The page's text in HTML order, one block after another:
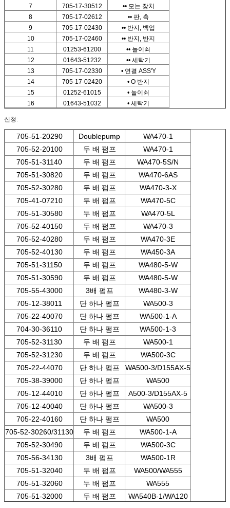
7
705-17-30512
•• 모는 장치
8
705-17-02612
•• 판, 측
9
705-17-02430
•• 반지, 백업
10
705-17-02460
•• 반지, 반지
11
01253-61200
•• 놀이쇠
12
01643-51232
•• 세탁기
13
705-17-02330
• 연결 ASS'Y
14
705-17-02420
• O 반지
15
01252-61015
• 놀이쇠
16
01643-51032 • 세탁기
신청:
705-51-20290 Doublepump
WA470-1
705-52-20100
두 배 펌프
WA470-1
705-51-31140
두 배 펌프
WA470-5S/N
705-51-30820
두 배 펌프
WA470-6AS
705-52-30280
두 배 펌프
WA470-3-X
705-41-07210
두 배 펌프
WA470-5C
705-51-30580
두 배 펌프
WA470-5L
705-52-40150
두 배 펌프
WA470-3
705-52-40280
두 배 펌프
WA470-3E
705-52-40130
두 배 펌프
WA450-3A
705-51-31150
두 배 펌프
WA480-5-W
705-51-30590
두 배 펌프
WA480-5-W
705-55-43000
3배 펌프
WA480-3-W
705-12-38011
단 하나 펌프
WA500-3
705-22-40070
단 하나 펌프
WA500-1-A
704-30-36110
단 하나 펌프
WA500-1-3
705-52-31130
두 배 펌프
WA500-1
705-52-31230
두 배 펌프
WA500-3C
705-22-44070
단 하나 펌프
WA500-3/D155AX-5
705-38-39000
단 하나 펌프
WA500
705-12-44010
단 하나 펌프
A500-3/D155AX-5
705-12-40040
단 하나 펌프
WA500-3
705-22-40160
단 하나 펌프
WA500
705-52-30260/31130
두 배 펌프
WA500-1-A
705-52-30490
두 배 펌프
WA500-3C
705-56-34130
3배 펌프
WA500-1R
705-51-32040
두 배 펌프
WA500/WA555
705-51-32060
두 배 펌프
WA555
705-51-32000
두 배 펌프
WA540B-1/WA120